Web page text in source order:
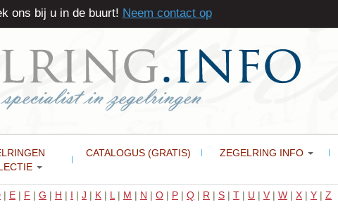
CATALOGUS (GRATIS) ZEGELRING INFO
| E | F | G | H | I | J | K | L | M | N | O | P | Q | R | S | T | U | V | W | X | Y | Z
ons bij u in de buurt! Neem contact op